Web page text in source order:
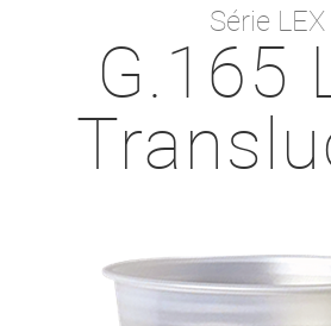
Série LEX
G.165